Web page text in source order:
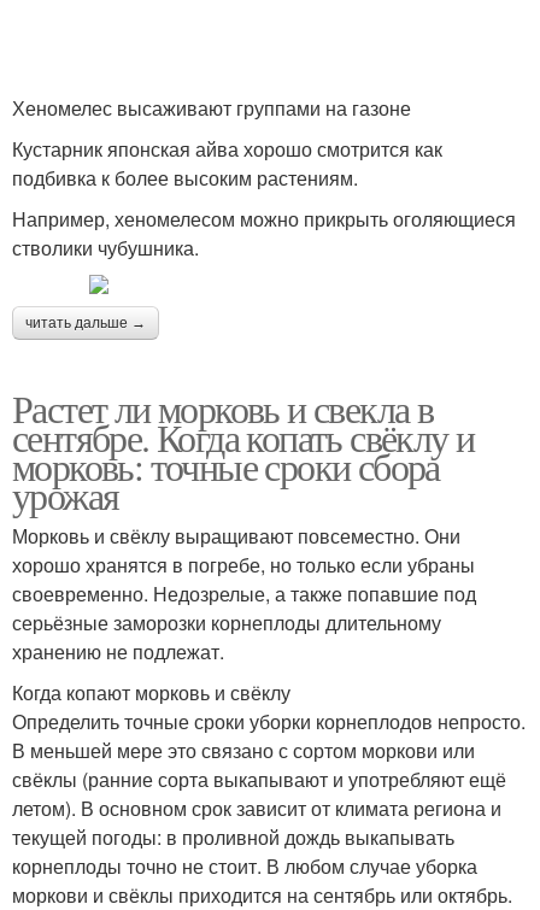
Хеномелес высаживают группами на газоне
Кустарник японская айва хорошо смотрится как
подбивка к более высоким растениям.
Например, хеномелесом можно прикрыть оголяющиеся
стволики чубушника.
читать дальше →
Растет ли морковь и свекла в
сентябре. Когда копать свёклу и
морковь: точные сроки сбора
урожая
Морковь и свёклу выращивают повсеместно. Они
хорошо хранятся в погребе, но только если убраны
своевременно. Недозрелые, а также попавшие под
серьёзные заморозки корнеплоды длительному
хранению не подлежат.
Когда копают морковь и свёклу
Определить точные сроки уборки корнеплодов непросто.
В меньшей мере это связано с сортом моркови или
свёклы (ранние сорта выкапывают и употребляют ещё
летом). В основном срок зависит от климата региона и
текущей погоды: в проливной дождь выкапывать
корнеплоды точно не стоит. В любом случае уборка
моркови и свёклы приходится на сентябрь или октябрь.